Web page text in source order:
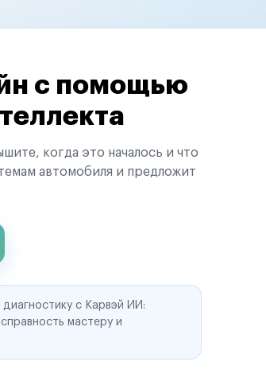
с помощью
когда это началось и что
автомобиля и предложит
с Карвэй ИИ:
мастеру и